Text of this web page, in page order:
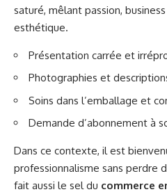
saturé, mêlant passion,
esthétique.
Présentation carrée et
Photographies et
Soins dans l’emballage et
Demande d’abonnement à
Dans ce contexte, il est
professionnalisme sans perdre
fait aussi le sel du commerce